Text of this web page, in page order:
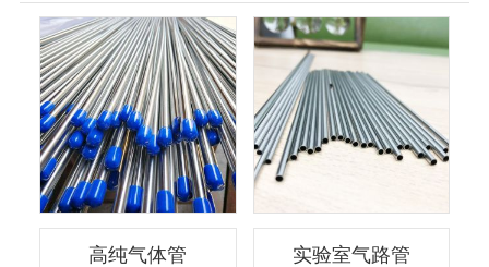
高纯气体管 实验室气路管